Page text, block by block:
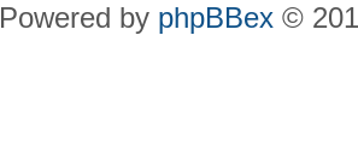
Powered by phpBBex ©